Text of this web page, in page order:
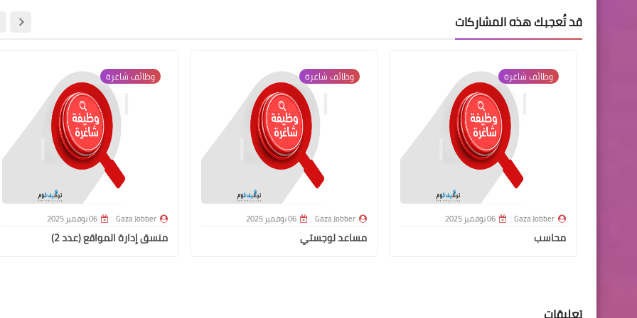
قد تُعجبك هذه المشاركات
وظائف شاغرة
Gaza Jobber 06 نوفمبر 2025
محاسب
وظائف شاغرة
Gaza Jobber 06 نوفمبر 2025
مساعد لوجستي
وظائف شاغرة
Gaza Jobber 06 نوفمبر 2025
منسق إدارة المواقع (عدد 2)